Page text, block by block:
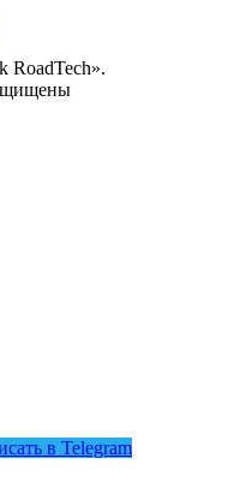
RoadTech».
в Telegram